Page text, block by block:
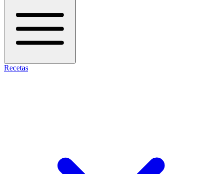
Recetas